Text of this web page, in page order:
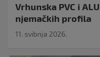
Vrhunska PVC i
njemačkih profila
11. svibnja 2026.